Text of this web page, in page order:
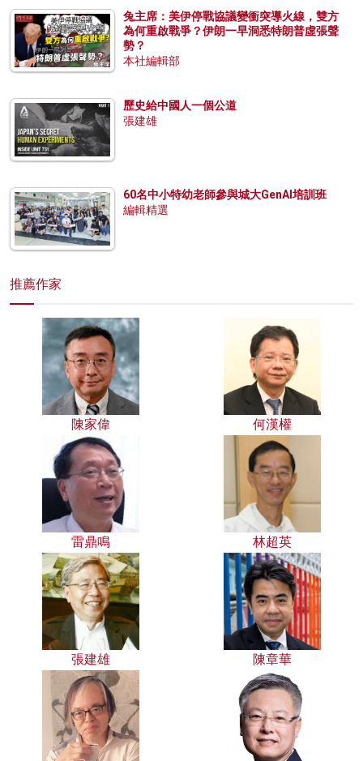
兔主席：美伊停戰協議變衝突導火線，雙方
為何重啟戰爭？伊朗一早洞悉特朗普虛張聲
勢？
本社編輯部
歷史給中國人一個公道
張建雄
60名中小特幼老師參與城大GenAI培訓班
編輯精選
推薦作家
陳家偉 何漢權
雷鼎鳴 林超英
張建雄 陳章華